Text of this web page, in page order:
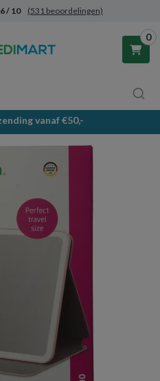
/ 10 (531 beoordelingen)
0
is leeg.
producten.
& afhaalpunten